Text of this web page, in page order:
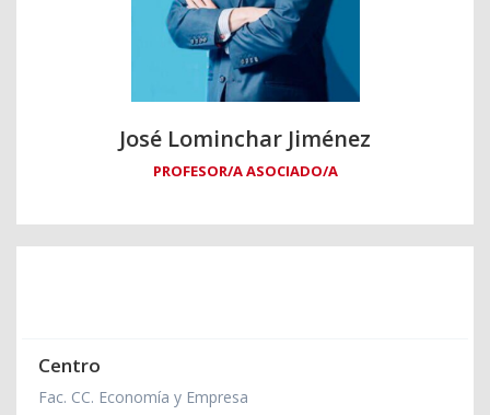
José Lominchar Jiménez
PROFESOR/A ASOCIADO/A
Centro
Fac. CC. Economía y Empresa